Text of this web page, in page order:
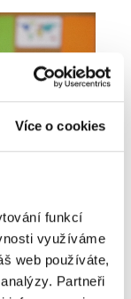
Více o cookies
funkcí
využíváme
web používáte,
Partneři